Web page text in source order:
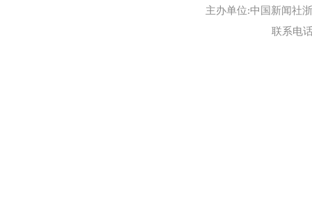
主办单位:中国新闻社
联系电